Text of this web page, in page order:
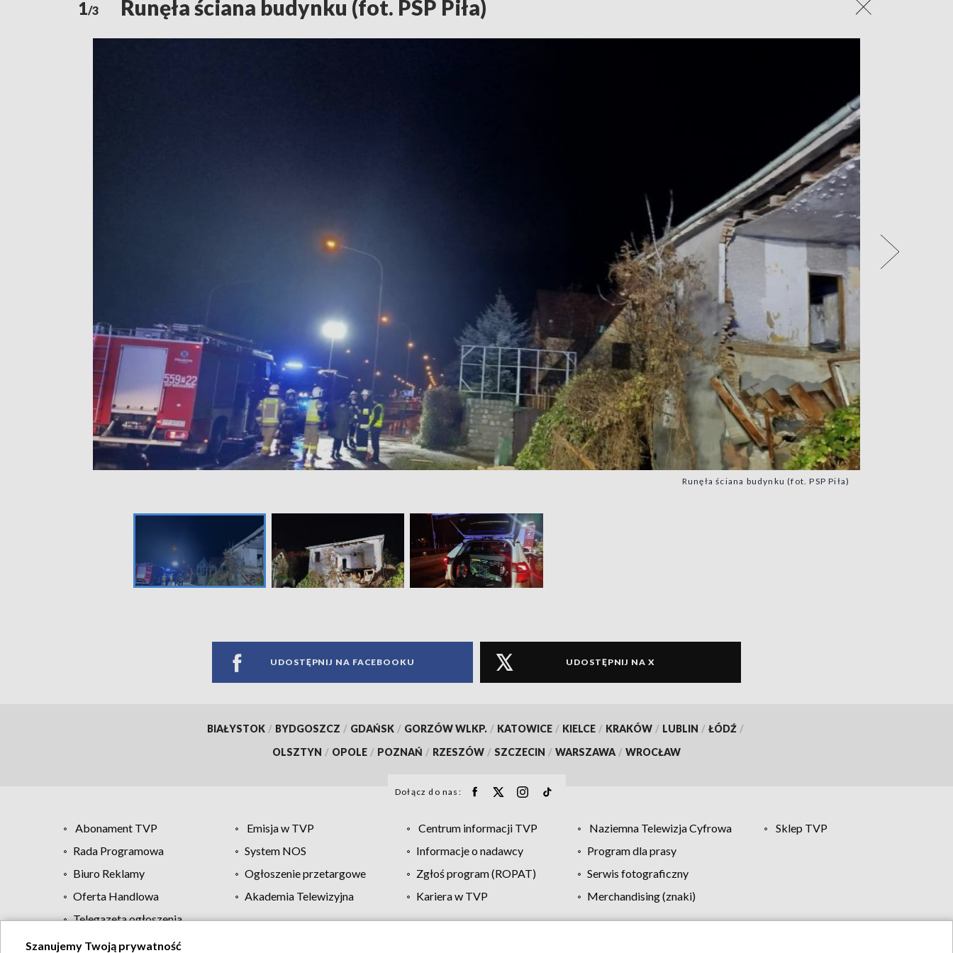
1/3 Runęła ściana budynku (fot. PSP Piła)
Runęła ściana budynku (fot. PSP Piła)
UDOSTĘPNIJ NA FACEBOOKU UDOSTĘPNIJ NA X
BIAŁYSTOK / BYDGOSZCZ / GDAŃSK / GORZÓW WLKP. / KATOWICE / KIELCE / KRAKÓW / LUBLIN / ŁÓDŹ /
OLSZTYN / OPOLE / POZNAŃ / RZESZÓW / SZCZECIN / WARSZAWA / WROCŁAW
Dołącz do nas:
Abonament TVP Emisja w TVP Centrum informacji TVP Naziemna Telewizja Cyfrowa
Sklep TVP
Rada Programowa
System NOS Informacje o nadawcy
Program dla prasy
Biuro Reklamy
Ogłoszenie przetargowe Zgłoś program (ROPAT)
Serwis fotograficzny
Oferta Handlowa
Akademia Telewizyjna Kariera w TVP
Merchandising (znaki)
Telegazeta ogłoszenia
Szanujemy Twoją prywatność